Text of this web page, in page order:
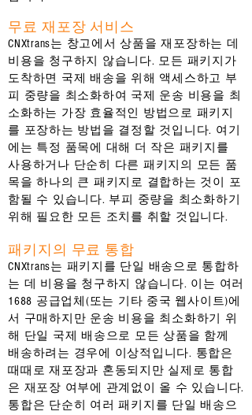
무료 재포장 서비스
CNXtrans는 창고에서 상품을 재포장하는 데
비용을 청구하지 않습니다. 모든 패키지가
도착하면 국제 배송을 위해 액세스하고 부
피 중량을 최소화하여 국제 운송 비용을 최
소화하는 가장 효율적인 방법으로 패키지
를 포장하는 방법을 결정할 것입니다. 여기
에는 특정 품목에 대해 더 작은 패키지를
사용하거나 단순히 다른 패키지의 모든 품
목을 하나의 큰 패키지로 결합하는 것이 포
함될 수 있습니다. 부피 중량을 최소화하기
위해 필요한 모든 조치를 취할 것입니다.
패키지의 무료 통합
CNXtrans는 패키지를 단일 배송으로 통합하
는 데 비용을 청구하지 않습니다. 이는 여러
1688 공급업체(또는 기타 중국 웹사이트)에
서 구매하지만 운송 비용을 최소화하기 위
해 단일 국제 배송으로 모든 상품을 함께
배송하려는 경우에 이상적입니다. 통합은
때때로 재포장과 혼동되지만 실제로 통합
은 재포장 여부에 관계없이 올 수 있습니다.
통합은 단순히 여러 패키지를 단일 배송으